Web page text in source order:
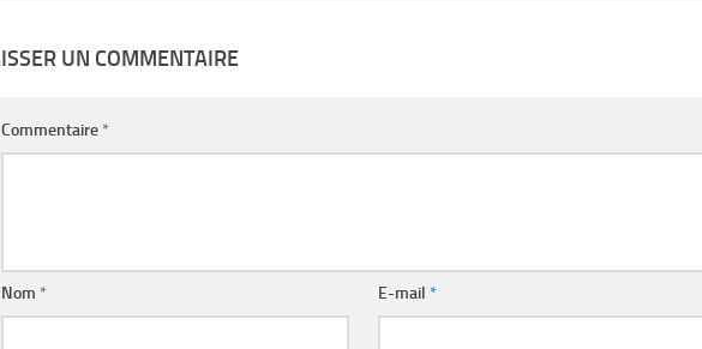
UN COMMENTAIRE
Commentaire*
Nom * E-mail*